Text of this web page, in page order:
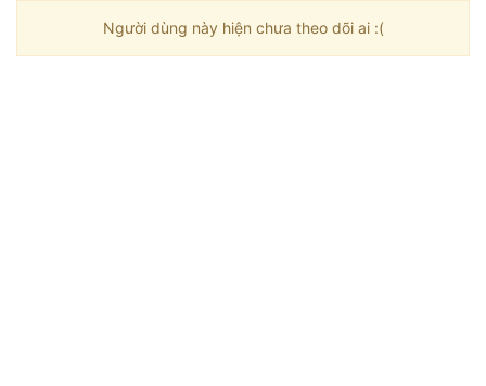
Người dùng này hiện chưa theo dõi ai :(